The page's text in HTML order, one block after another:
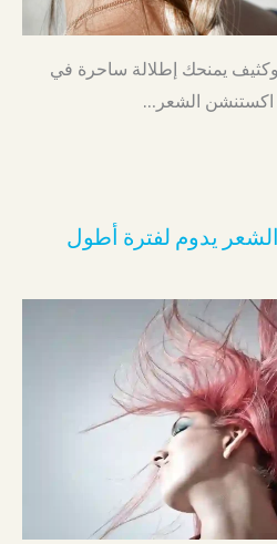
يمنحك إطلالة ساحرة في
الشعر…